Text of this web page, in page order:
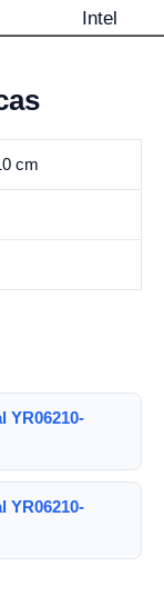
Intel
cm
YR06210-
YR06210-